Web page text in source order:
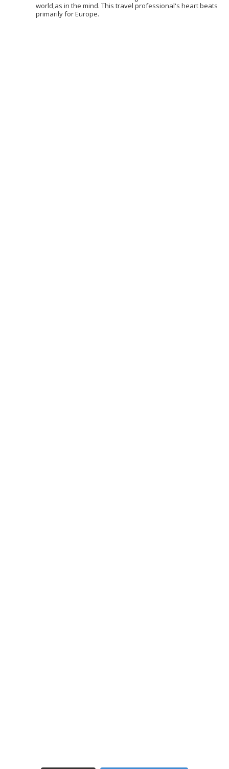
world,as in the mind. This travel professional's heart beats
primarily for Europe.